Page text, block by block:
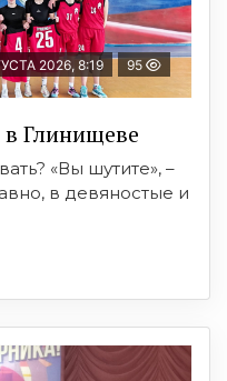
2026, 8:19 95
в Глинищеве
«Вы шутите», –
в девяностые и